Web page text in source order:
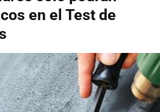
en el Test de